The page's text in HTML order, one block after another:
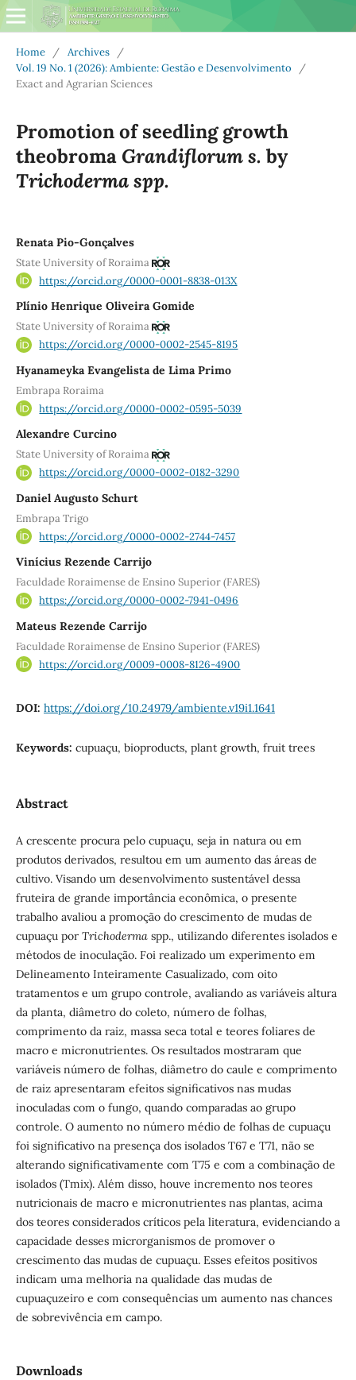
Home / Archives
/
Vol. 19 No. 1 (2026): Ambiente: Gestão e Desenvolvimento
/
Exact and Agrarian Sciences
Promotion of seedling growth
theobroma Grandiflorum s. by
Trichoderma spp.
Renata Pio-Gonçalves
State University of Roraima
https://orcid.org/0000-0001-8838-013X
Plínio Henrique Oliveira Gomide
State University of Roraima
https://orcid.org/0000-0002-2545-8195
Hyanameyka Evangelista de Lima Primo
Embrapa Roraima
https://orcid.org/0000-0002-0595-5039
Alexandre Curcino
State University of Roraima
https://orcid.org/0000-0002-0182-3290
Daniel Augusto Schurt
Embrapa Trigo
https://orcid.org/0000-0002-2744-7457
Vinícius Rezende Carrijo
Faculdade Roraimense de Ensino Superior (FARES)
https://orcid.org/0000-0002-7941-0496
Mateus Rezende Carrijo
Faculdade Roraimense de Ensino Superior (FARES)
https://orcid.org/0009-0008-8126-4900
DOI: https://doi.org/10.24979/ambiente.v19i1.1641
Keywords: cupuaçu, bioproducts, plant growth, fruit trees
Abstract
A crescente procura pelo cupuaçu, seja in natura ou em
produtos derivados, resultou em um aumento das áreas de
cultivo. Visando um desenvolvimento sustentável dessa
fruteira de grande importância econômica, o presente
trabalho avaliou a promoção do crescimento de mudas de
cupuaçu por Trichodermaspp., utilizando diferentes isolados e
métodos de inoculação. Foi realizado um experimento em
Delineamento Inteiramente Casualizado, com oito
tratamentos e um grupo controle, avaliando as variáveis altura
da planta, diâmetro do coleto, número de folhas,
comprimento da raiz, massa seca total e teores foliares de
macro e micronutrientes. Os resultados mostraram que
variáveis número de folhas, diâmetro do caule e comprimento
de raiz apresentaram efeitos significativos nas mudas
inoculadas com o fungo, quando comparadas ao grupo
controle. O aumento no número médio de folhas de cupuaçu
foi significativo na presença dos isolados T67 e T71, não se
alterando significativamente com T75 e com a combinação de
isolados (Tmix). Além disso, houve incremento nos teores
nutricionais de macro e micronutrientes nas plantas, acima
dos teores considerados críticos pela literatura, evidenciando a
capacidade desses microrganismos de promover o
crescimento das mudas de cupuaçu. Esses efeitos positivos
indicam uma melhoria na qualidade das mudas de
cupuaçuzeiro e com consequências um aumento nas chances
de sobrevivência em campo.
Downloads